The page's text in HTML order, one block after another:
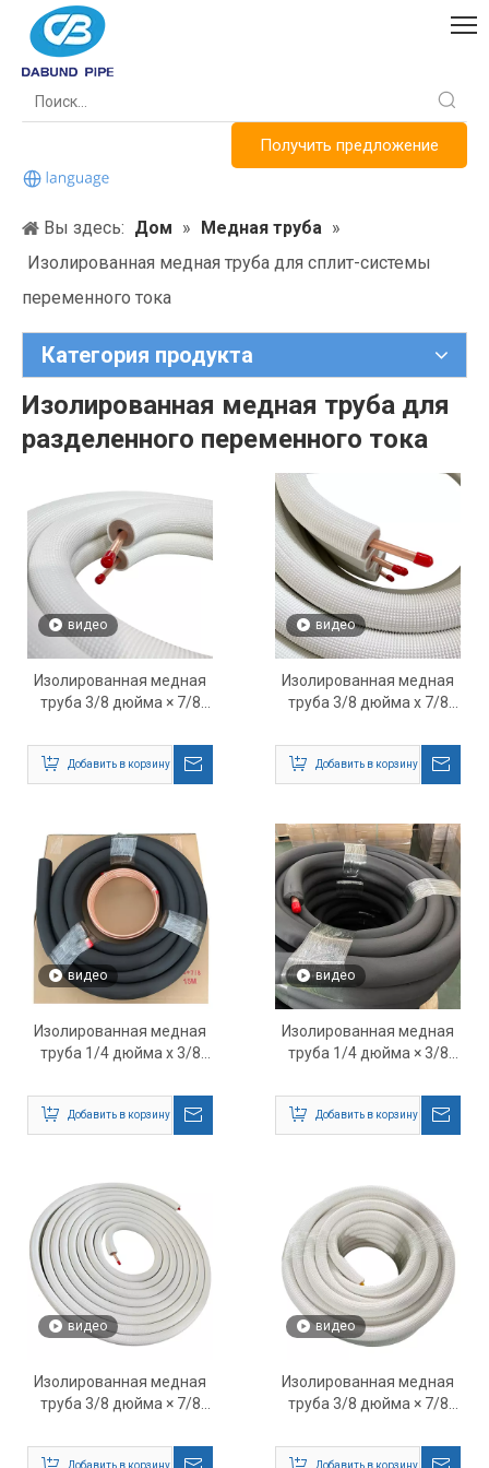
Получить предложение
Вы здесь: Дом » Медная труба »
Изолированная медная труба для сплит-системы
переменного тока
Категория продукта
Изолированная медная труба для
разделенного переменного тока
видео
Изолированная медная
труба 3/8 дюйма × 7/8
разделенного
кондиционера —
высокопроизводительные
HVAC
Добавить в корзину
видео
Изолированная медная
труба 3/8 дюйма x 7/8
сплит-систем
кондиционирования и
отопления, вентиляции и
воздуха
Добавить в корзину
видео
Изолированная медная
труба 1/4 дюйма x 3/8
сплит-систем
кондиционирования и
мини-сплит-систем HVAC
Добавить в корзину
видео
Изолированная медная
труба 1/4 дюйма × 3/8
разделенной сети
переменного тока —
трубопровод для линии
класса для систем
отопления, вентиляции и
кондиционирования
воздуха
Добавить в корзину
видео
Изолированная медная
труба 3/8 дюйма × 7/8
сплит-системы
Добавить в корзину
видео
Изолированная медная
труба 3/8 дюйма × 7/8
сплит-системы
Добавить в корзину